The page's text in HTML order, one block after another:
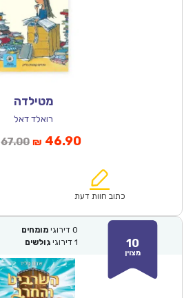
מטילדה
רואלד דאל
67.00המחיר
₪67.00.
₪ 46.90המחיר
הוא:
כתוב חוות דעת
10
מצוין
0 דירוגי מומחים
1 דירוגי גולשים